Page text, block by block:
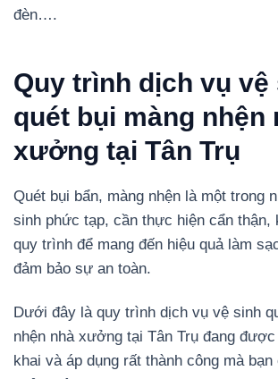
đèn….
Quy trình dịch vụ vệ
quét bụi màng nhện
xưởng tại Tân Trụ
Quét bụi bẩn, màng nhện là một trong
sinh phức tạp, cần thực hiện cẩn thận,
quy trình để mang đến hiệu quả làm
đảm bảo sự an toàn.
Dưới đây là quy trình dịch vụ vệ sinh
nhện nhà xưởng tại Tân Trụ đang được
khai và áp dụng rất thành công mà bạn